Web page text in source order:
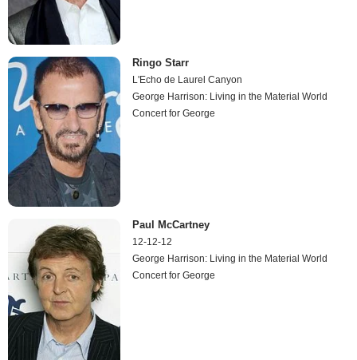
Ringo Starr
L'Echo de Laurel Canyon
George Harrison: Living in the Material World
Concert for George
Paul McCartney
12-12-12
George Harrison: Living in the Material World
Concert for George